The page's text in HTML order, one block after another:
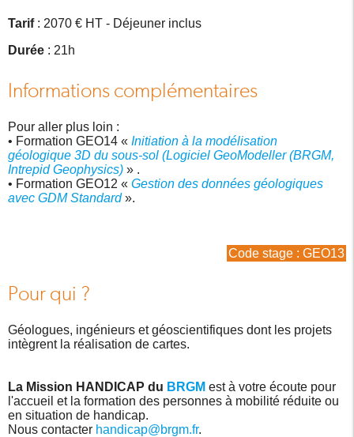
Tarif: 2070 € HT - Déjeuner inclus
Durée : 21h
Informations complémentaires
Pour aller plus loin :
• Formation GEO14 « Initiation à la modélisation
géologique 3D du sous-sol (Logiciel GeoModeller (BRGM,
Intrepid Geophysics) » .
• Formation GEO12 « Gestion des données géologiques
avec GDM Standard».
Code stage : GEO13
Pour qui ?
Géologues, ingénieurs et géoscientifiques dont les projets
intègrent la réalisation de cartes.
La Mission HANDICAP du BRGM est à votre écoute pour
l'accueil et la formation des personnes à mobilité réduite ou
en situation de handicap.
Nous contacter handicap@brgm.fr.